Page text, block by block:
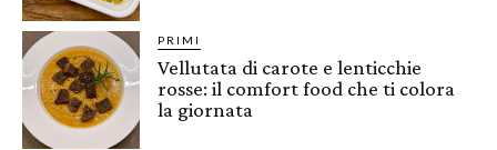
PRIMI
Vellutata di carote e lenticchie
rosse: il comfort food che ti colora
la giornata